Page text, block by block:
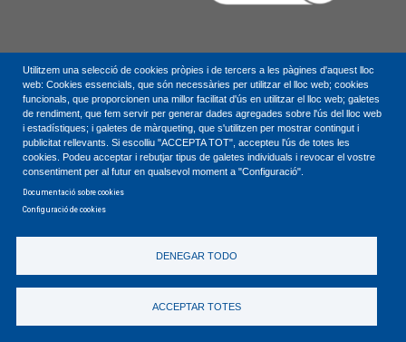
Política de privacitat C P E =
Utilitzem una selecció de cookies pròpies i de tercers a les pàgines d'aquest lloc
web: Cookies essencials, que són necessàries per utilitzar el lloc web; cookies
funcionals, que proporcionen una millor facilitat d'ús en utilitzar el lloc web; galetes
de rendiment, que fem servir per generar dades agregades sobre l'ús del lloc web
i estadístiques; i galetes de màrqueting, que s'utilitzen per mostrar contingut i
publicitat rellevants. Si escolliu "ACCEPTA TOT", accepteu l'ús de totes les
cookies. Podeu acceptar i rebutjar tipus de galetes individuals i revocar el vostre
consentiment per al futur en qualsevol moment a "Configuració".
Documentació sobre cookies
Configuració de cookies
DENEGAR TODO
ACCEPTAR TOTES